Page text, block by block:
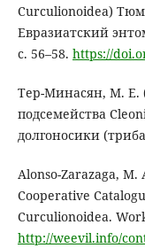
Curculionoidea)
Евразиатский
с. 56–58. https://
Тер-Минасян, М. Е.
подсемейства
долгоносики
Alonso-Zarazaga, M.
Cooperative
Curculionoidea.
http://weevil.info/